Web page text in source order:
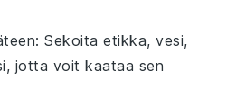
: Sekoitaetikka,vesi,
jotta voit kaataa sen